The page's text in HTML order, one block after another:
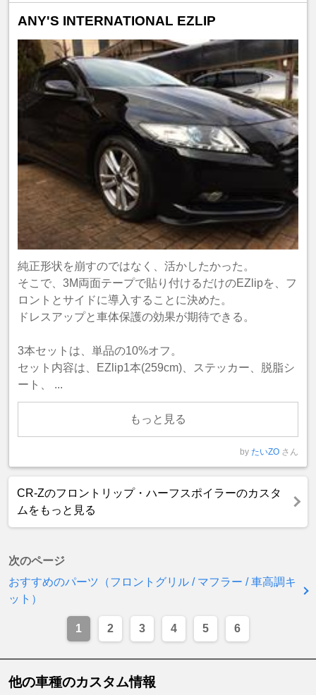
ANY'S INTERNATIONAL EZLIP
純正形状を崩すのではなく、活かしたかった。
そこで、3M両面テープで貼り付けるだけのEZlipを、フ
ロントとサイドに導入することに決めた。
ドレスアップと車体保護の効果が期待できる。
3本セットは、単品の10%オフ。
セット内容は、EZlip1本(259cm)、ステッカー、脱脂シ
ート、 ...
もっと見る
by たいZO さん
CR-Zのフロントリップ・ハーフスポイラーのカスタ
ムをもっと見る
次のページ
おすすめのパーツ（フロントグリル / マフラー / 車高調キ
ット）
1 2 3 4 5 6
他の車種のカスタム情報